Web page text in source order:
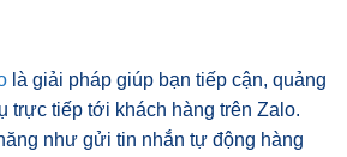
là giải pháp giúp bạn tiếp cận, quảng
trực tiếp tới khách hàng trên Zalo.
như gửi tin nhắn tự động hàng